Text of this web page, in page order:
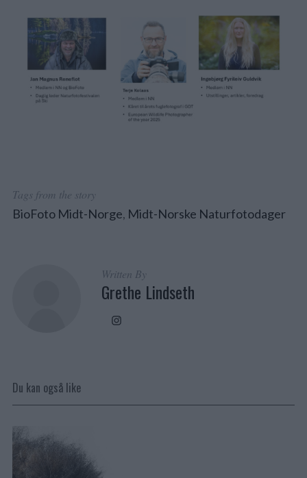
Tags from the story
BioFoto Midt-Norge, Midt-Norske Naturfotodager
Written By
Grethe Lindseth
Du kan også like